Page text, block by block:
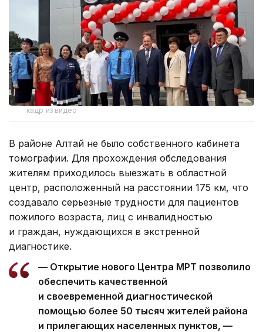
кадр из видео
В районе Алтай не было собственного кабинета
томографии. Для прохождения обследования
жителям приходилось выезжать в областной
центр, расположенный на расстоянии 175 км, что
создавало серьезные трудности для пациентов
пожилого возраста, лиц с инвалидностью
и граждан, нуждающихся в экстренной
диагностике.
— Открытие нового Центра МРТ позволило
обеспечить качественной
и своевременной диагностической
помощью более 50 тысяч жителей района
и прилегающих населенных пунктов, —